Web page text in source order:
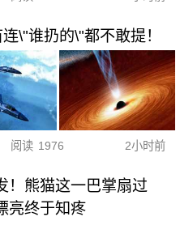
\"谁扔的\"都不敢提！
阅读 1976 2小时前
！熊猫这一巴掌扇过
亮终于知疼